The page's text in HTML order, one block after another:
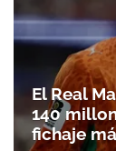
El Real
140
fichaje